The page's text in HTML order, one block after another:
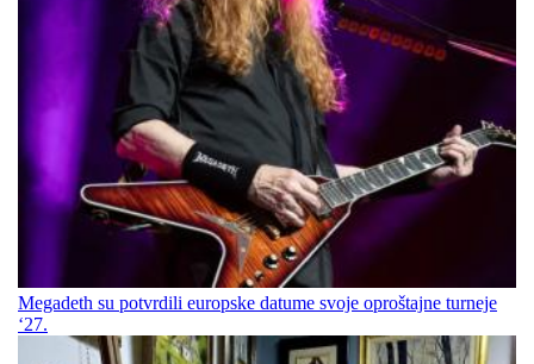
Megadeth su potvrdili europske datume svoje oproštajne turneje
‘27.